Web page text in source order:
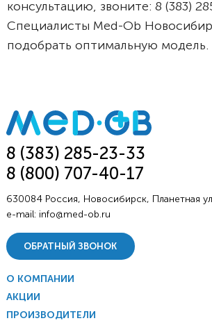
консультацию, звоните: 8 (383)
Специалисты Med-Ob
подобрать оптимальную модель.
8 (383) 285-23-33
8 (800) 707-40-17
630084 Россия, Новосибирск, Планетная
e-mail: info@med-ob.ru
ОБРАТНЫЙ ЗВОНОК
О КОМПАНИИ
АКЦИИ
ПРОИЗВОДИТЕЛИ